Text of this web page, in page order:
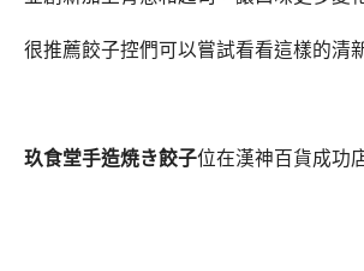
很推薦餃子控們可以嘗試看看這樣的清
玖食堂手造焼き餃子位在漢神百貨成功